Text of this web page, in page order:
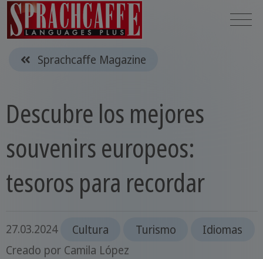
Sprachcaffe Magazine
Descubre los mejores
souvenirs europeos:
tesoros para recordar
27.03.2024 Cultura Turismo
Idiomas
Creado por Camila López